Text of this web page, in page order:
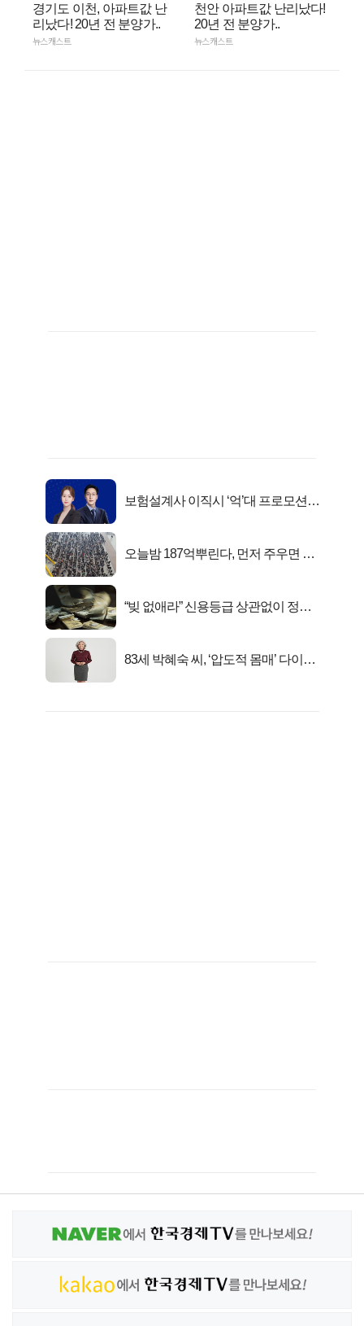
경기도 이천, 아파트값 난
리났다! 20년 전 분양가..
뉴스캐스트
천안 아파트값 난리났다!
20년 전 분양가..
뉴스캐스트
보험설계사 이직시 ‘억’대 프로모션!
오늘밤 187억뿌린다, 먼저 주우면 최
“빚 없애라” 신용등급 상관없이 정부
83세 박혜숙 씨, ‘압도적 몸매’ 다이어